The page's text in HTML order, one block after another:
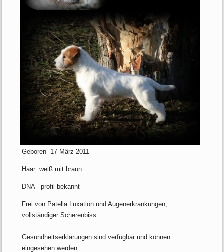
Geboren 17 März 2011
Haar: weiß mit braun
DNA - profil bekannt
Frei von Patella Luxation und Augenerkrankungen,
vollständiger Scherenbiss.
Gesundheitserklärungen sind verfügbar und können
eingesehen werden..